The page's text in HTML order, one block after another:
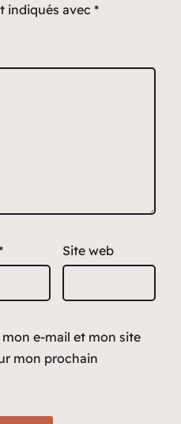
indiqués avec *
Site web
e-mail et mon site
mon prochain